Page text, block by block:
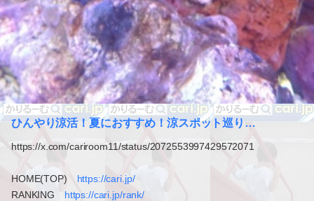
ひんやり涼活！夏におすすめ！涼スポット巡り…
https://x.com/cariroom11/status/2072553997429572071
HOME(TOP) https://cari.jp/
RANKING https://cari.jp/rank/